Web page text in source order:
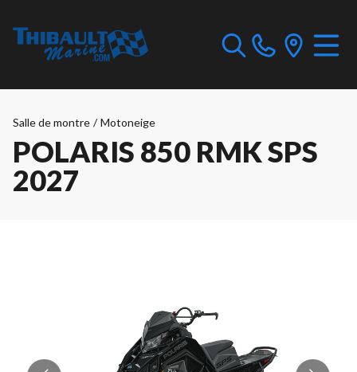
Salle de montre / Motoneige
POLARIS 850 RMK SPS
2027